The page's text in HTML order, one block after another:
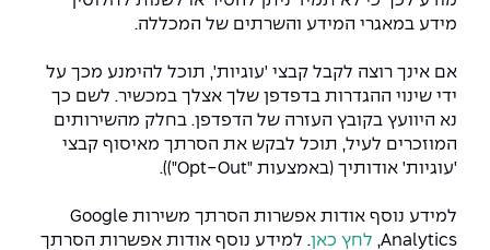
מידע במאגרי המידע והשרתים של המכללה.
אם אינך רוצה לקבל קבצי 'עוגיות', תוכל להימנע מכך על
ידי שינוי ההגדרות בדפדפן שלך אצלך במכשיר. לשם כך
נא היוועץ בקובץ העזרה של הדפדפן. בחלק מהשירותים
המוזכרים לעיל, תוכל לבקש את הסרתך מאיסוף קבצי
'עוגיות' אודותיך (באמצעות "Opt-Out")).
למידע נוסף אודות אפשרות הסרתך משירות Google
Analytics, לחץ כאן. למידע נוסף אודות אפשרות הסרתך